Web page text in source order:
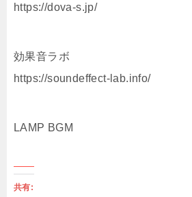
https://dova-s.jp/
効果音ラボ
https://soundeffect-lab.info/
LAMP BGM
共有: